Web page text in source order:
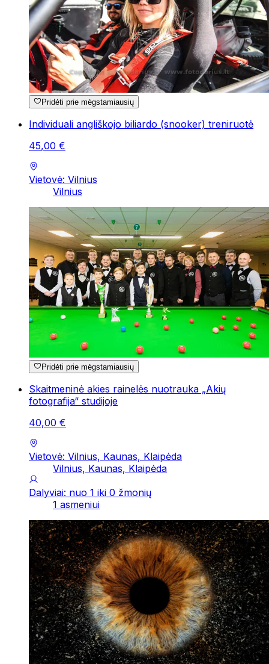
Pridėti prie mėgstamiausių
Individuali angliškojo biliardo (snooker) treniruotė
45,00 €
Vietovė: Vilnius
Vilnius
Pridėti prie mėgstamiausių
Skaitmeninė akies rainelės nuotrauka „Akių
fotografija“ studijoje
40,00 €
Vietovė: Vilnius, Kaunas, Klaipėda
Vilnius, Kaunas, Klaipėda
Dalyviai: nuo 1 iki 0 žmonių
1 asmeniui